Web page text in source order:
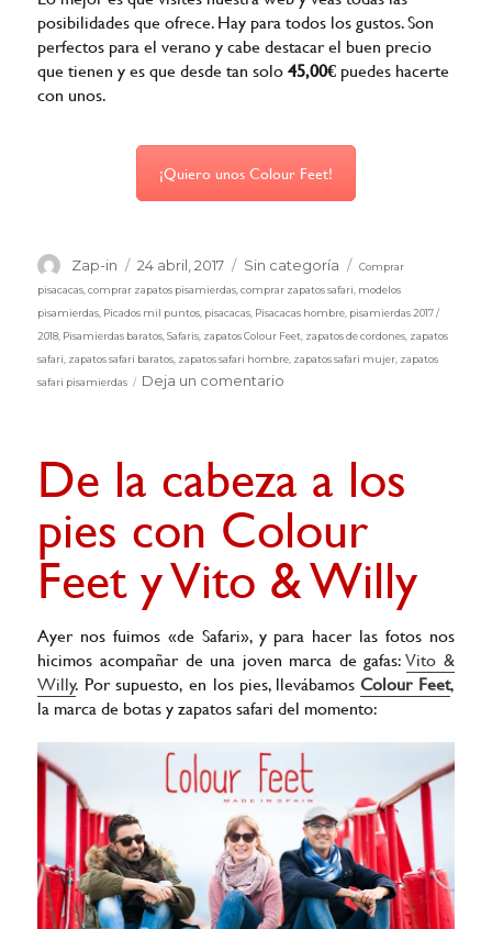
posibilidades que ofrece. Hay para todos los gustos. Son
perfectos para el verano y cabe destacar el buen precio
que tienen y es que desde tan solo45,00€ puedes hacerte
con unos.
¡Quiero unos Colour Feet!
Autor
Zap-in
Publicado
el
24 abril, 2017 Categorías
Sin categoría
Comprar
pisacacas ,comprar zapatos pisamierdas ,comprar zapatos safari modelos
pisamierdas Picados mil puntos pisacacas Pisacacas hombre pisamierdas 2017 /
2018 Pisamierdas baratos ,Safaris zapatos Colour Feet zapatos de cordones zapatos
safari zapatos safari baratos zapatos safari hombre zapatos safari mujer zapatos
safari pisamierdas
Deja un comentario
Feet.
De la cabeza a los
pies con Colour
Feet y Vito & Willy
Ayer nos fuimos «de Safari», y para hacer las fotos nos
hicimos acompañar de una joven marca de gafas:Vito &
Willy. Por supuesto, en los pies, llevábamosColour Feet,
la marca de botas y zapatos safari del momento: